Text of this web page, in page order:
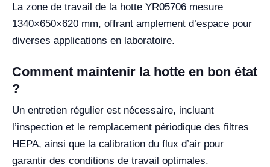
La zone de travail de la hotte YR05706 mesure
1340×650×620 mm, offrant amplement d’espace pour
diverses applications en laboratoire.
Comment maintenir la hotte en bon état
?
Un entretien régulier est nécessaire, incluant
l’inspection et le remplacement périodique des filtres
HEPA, ainsi que la calibration du flux d’air pour
garantir des conditions de travail optimales.